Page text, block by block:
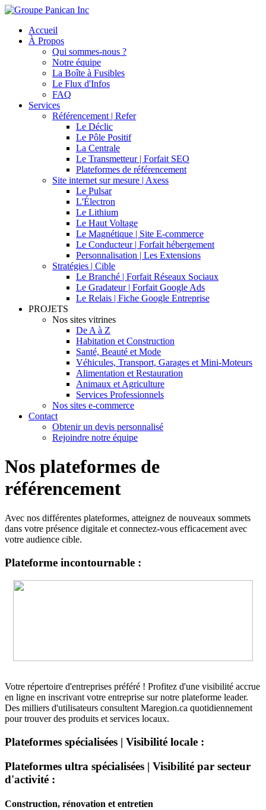
Accueil
À Propos
Qui sommes-nous ?
Notre équipe
La Boîte à Fusibles
Le Flux d'Infos
FAQ
Services
Référencement | Refer
Le Déclic
Le Pôle Positif
La Centrale
Le Transmetteur | Forfait SEO
Plateformes de référencement
Site internet sur mesure | Axess
Le Pulsar
L'Électron
Le Lithium
Le Haut Voltage
Le Magnétique | Site E-commerce
Le Conducteur | Forfait hébergement
Personnalisation | Les Extensions
Stratégies | Cible
Le Branché | Forfait Réseaux Sociaux
Le Gradateur | Forfait Google Ads
Le Relais | Fiche Google Entreprise
PROJETS
Nos sites vitrines
De A à Z
Habitation et Construction
Santé, Beauté et Mode
Véhicules, Transport, Garages et Mini-Moteurs
Alimentation et Restauration
Animaux et Agriculture
Services Professionnels
Nos sites e-commerce
Contact
Obtenir un devis personnalisé
Rejoindre notre équipe
Nos plateformes de
référencement
Avec nos différentes plateformes, atteignez de nouveaux sommets
dans votre présence digitale et connectez-vous efficacement avec
votre audience cible.
Plateforme incontournable :
Votre répertoire d'entreprises préféré ! Profitez d'une visibilité accrue
en ligne en inscrivant votre entreprise sur notre plateforme leader.
Des milliers d'utilisateurs consultent Maregion.ca quotidiennement
pour trouver des produits et services locaux.
Plateformes spécialisées | Visibilité locale :
Plateformes ultra spécialisées | Visibilité par secteur
d'activité :
Construction, rénovation et entretien